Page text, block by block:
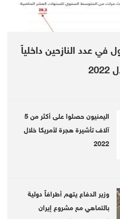
Al-Saya'ri stressed
carriers will be lifted.
last week, while it
and imposed a
confirmed case with
في عدد النازحين داخلياً
اليمنيون حصلوا على أكثر من 5
آلاف تأشيرة هجرة لأمريكا خلال
2022
وزير الدفاع يتهم أطرافاً دولية
بالتماهي مع مشروع إيران